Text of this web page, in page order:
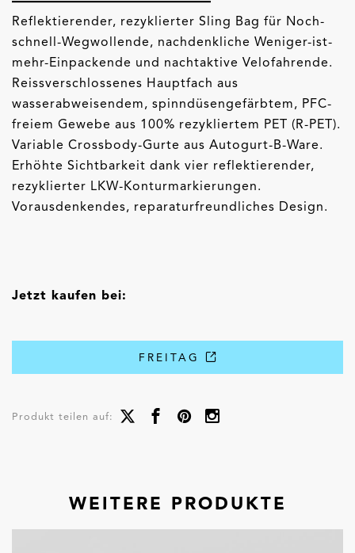
Reflektierender, rezyklierter Sling Bag für Noch-
schnell-Wegwollende, nachdenkliche Weniger-ist-
mehr-Einpackende und nachtaktive Velofahrende.
Reissverschlossenes Hauptfach aus
wasserabweisendem, spinndüsengefärbtem, PFC-
freiem Gewebe aus 100% rezykliertem PET (R-PET).
Variable Crossbody-Gurte aus Autogurt-B-Ware.
Erhöhte Sichtbarkeit dank vier reflektierender,
rezyklierter LKW-Konturmarkierungen.
Vorausdenkendes, reparaturfreundliches Design.
Jetzt kaufen bei:
FREITAG
Produkt teilen auf:
WEITERE PRODUKTE